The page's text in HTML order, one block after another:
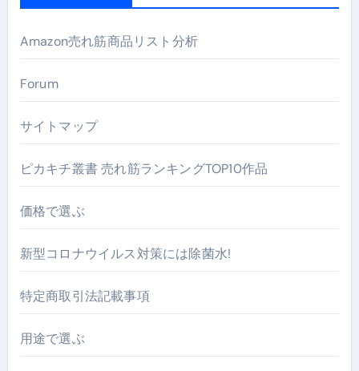
Amazon売れ筋商品リスト分析
Forum
サイトマップ
ピカキチ叢書 売れ筋ランキングTOP10作品
価格で選ぶ
新型コロナウイルス対策には除菌水!
特定商取引法記載事項
用途で選ぶ